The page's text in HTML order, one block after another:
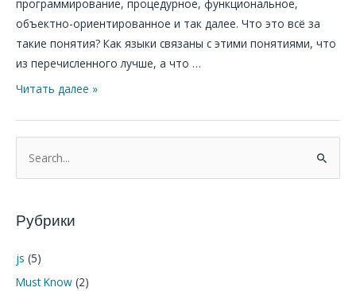
программирование, процедурное, функциональное,
объектно-ориентированное и так далее. Что это всё за
такие понятия? Как языки связаны с этими понятиями, что
из перечисленного лучше, а что …
Читать далее »
о
с
:
Рубрики
js (5)
Must Know (2)